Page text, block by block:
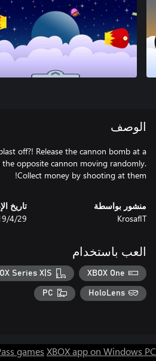
الوصف
off?! Release the cannon bomb at a
opposite cannon moving randomly.
Collect money by shooting at them!
منشور بواسطة
KrosafIT
تاريخ
29‏/4‏/2019
العب باستخدام
XBOX One
Series X|S
HoloLens
PC
games XBOX app on Windows PC